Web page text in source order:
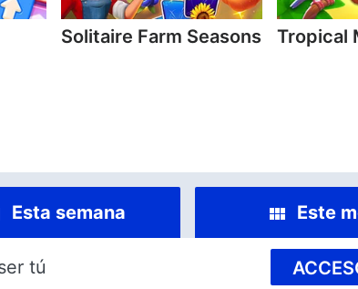
Solitaire Farm Seasons Tropical
Esta semana Este
tú